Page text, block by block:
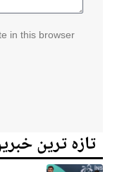
in this browser
تازہ ترین